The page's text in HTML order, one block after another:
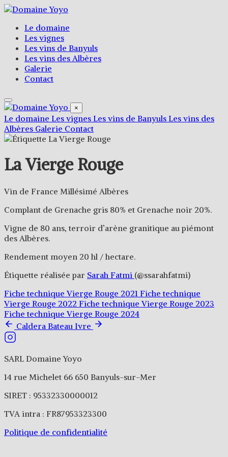
Le domaine
Les vignes
Les vins de Banyuls
Les vins des Albères
Galerie
Contact
×
Le domaine Les vignes Les vins de Banyuls Les vins des
Albères Galerie Contact
La Vierge Rouge
Vin de France Millésimé Albères
Complant de Grenache gris 80% et Grenache noir 20%.
Vigne de 80 ans, terroir d’arène granitique au piémont
des Albères.
Rendement moyen 20 hl / hectare.
Étiquette réalisée par Sarah Fatmi (@ssarahfatmi)
Fiche technique Vierge Rouge 2021 Fiche technique
Vierge Rouge 2022 Fiche technique Vierge Rouge 2023
Fiche technique Vierge Rouge 2024
Caldera Bateau Ivre
SARL Domaine Yoyo
14 rue Michelet 66 650 Banyuls-sur-Mer
SIRET : 95332330000012
TVA intra : FR87953323300
Politique de confidentialité